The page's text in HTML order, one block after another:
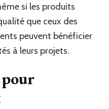
si les produits
que ceux des
peuvent bénéficier
à leurs projets.